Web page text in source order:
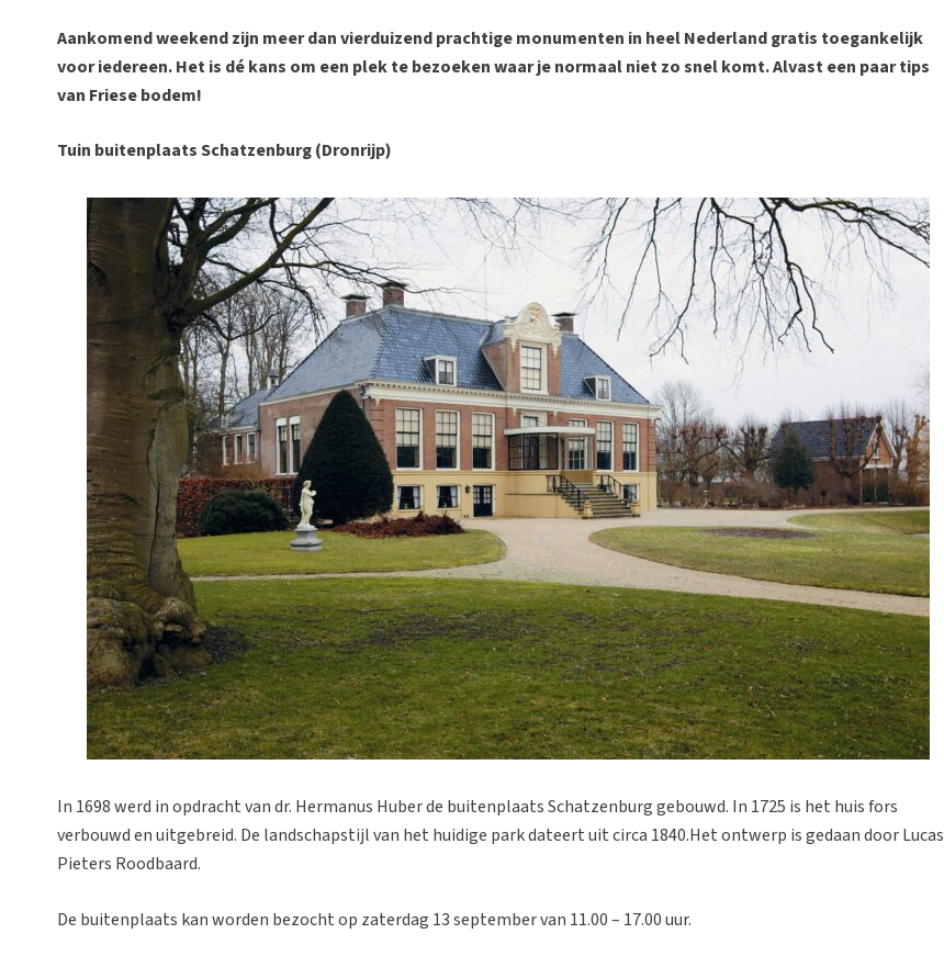
Aankomend weekend zijn meer dan vierduizend prachtige monumenten in heel Nederland gratis toegankelijk
voor iedereen. Het is dé kans om een plek te bezoeken waar je normaal niet zo snel komt. Alvast een paar tips
van Friese bodem!
Tuin buitenplaats Schatzenburg (Dronrijp)
In 1698 werd in opdracht van dr. Hermanus Huber de buitenplaats Schatzenburg gebouwd. In 1725 is het huis fors
verbouwd en uitgebreid. De landschapstijl van het huidige park dateert uit circa 1840.Het ontwerp is gedaan door Lucas
Pieters Roodbaard.
De buitenplaats kan worden bezocht op zaterdag 13 september van 11.00 – 17.00 uur.